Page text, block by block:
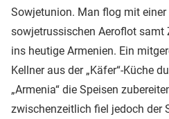
Sowjetunion. Man flog mit
sowjetrussischen Aeroflot
ins heutige Armenien. Ein
Kellner aus der „Käfer“-Küche
„Armenia“ die Speisen
zwischenzeitlich fiel jedoch der